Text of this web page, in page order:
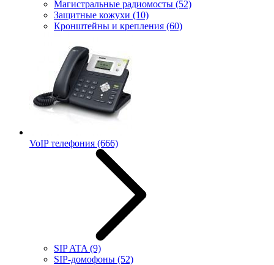
Магистральные радиомосты (52)
Защитные кожухи (10)
Кронштейны и крепления (60)
VoIP телефония (666)
SIP ATA (9)
SIP-домофоны (52)